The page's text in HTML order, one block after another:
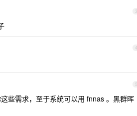
3
4
5
些需求，至于系统可以用 fnnas 。黑群晖